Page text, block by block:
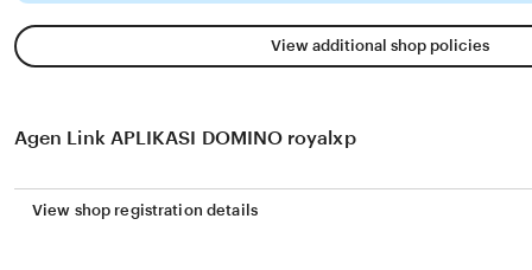
View additional shop policies
Agen Link APLIKASI DOMINO royalxp
View shop registration details